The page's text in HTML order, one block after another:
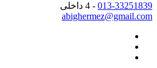
013-33251839 - 4 داخلی
abighermez@gmail.com